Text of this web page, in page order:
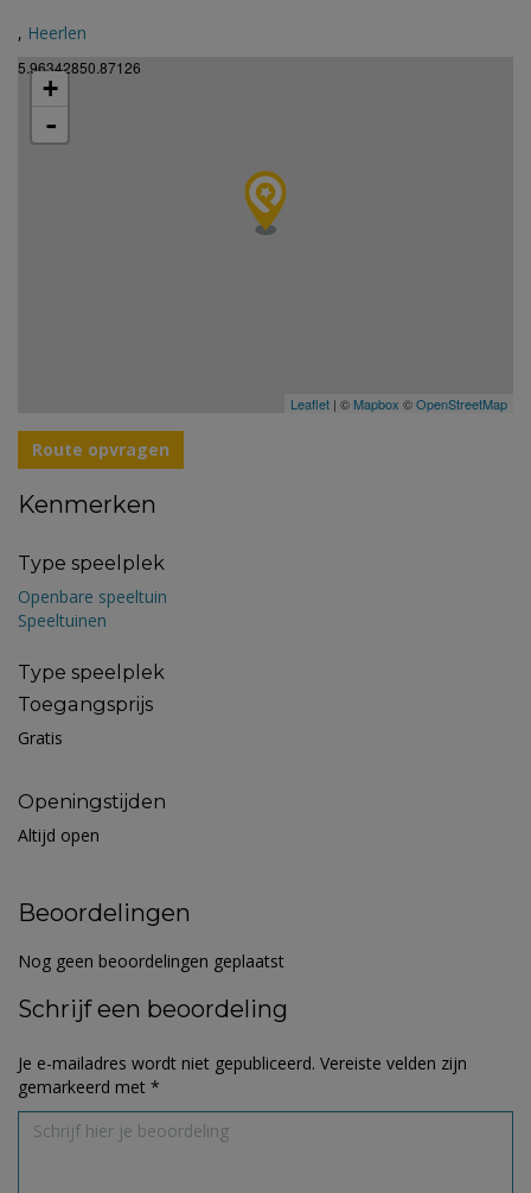
, Heerlen
5.96342850.87126
+
-
Leaflet | © Mapbox ©OpenStreetMap
Route opvragen
Kenmerken
Type speelplek
Openbare speeltuin
Speeltuinen
Type speelplek
Toegangsprijs
Gratis
Openingstijden
Altijd open
Beoordelingen
Nog geen beoordelingen geplaatst
Schrijf een beoordeling
Je e-mailadres wordt niet gepubliceerd. Vereiste velden zijn
gemarkeerd met *